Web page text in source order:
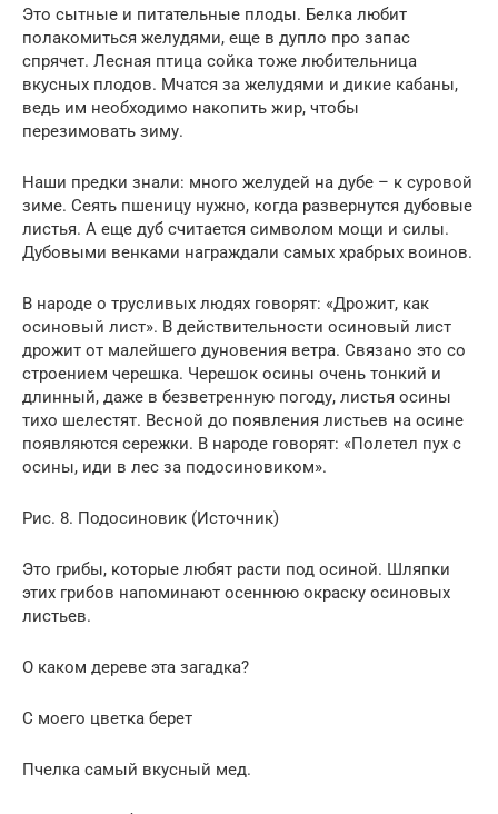
Это сытные и питательные плоды. Белка любит
полакомиться желудями, еще в дупло про запас
спрячет. Лесная птица сойка тоже любительница
вкусных плодов. Мчатся за желудями и дикие кабаны,
ведь им необходимо накопить жир, чтобы
перезимовать зиму.
Наши предки знали: много желудей на дубе – к суровой
зиме. Сеять пшеницу нужно, когда развернутся дубовые
листья. А еще дуб считается символом мощи и силы.
Дубовыми венками награждали самых храбрых воинов.
В народе о трусливых людях говорят: «Дрожит, как
осиновый лист». В действительности осиновый лист
дрожит от малейшего дуновения ветра. Связано это со
строением черешка. Черешок осины очень тонкий и
длинный, даже в безветренную погоду, листья осины
тихо шелестят. Весной до появления листьев на осине
появляются сережки. В народе говорят: «Полетел пух с
осины, иди в лес за подосиновиком».
Рис. 8. Подосиновик (Источник)
Это грибы, которые любят расти под осиной. Шляпки
этих грибов напоминают осеннюю окраску осиновых
листьев.
О каком дереве эта загадка?
С моего цветка берет
Пчелка самый вкусный мед.